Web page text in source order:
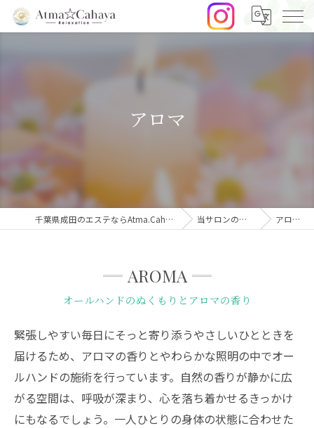
アロマ
千葉県成田のエステならAtma.Cahaya 当サロンの特徴 アロマ
オールハンドのぬくもりとアロマの香り
AROMA
緊張しやすい毎日にそっと寄り添うやさしいひとときを
届けるため、アロマの香りとやわらかな照明の中でオー
ルハンドの施術を行っています。自然の香りが静かに広
がる空間は、呼吸が深まり、心を落ち着かせるきっかけ
にもなるでしょう。一人ひとりの身体の状態に合わせた